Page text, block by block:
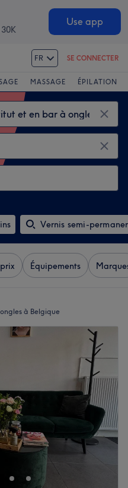
Use app
FR SE CONNECTER
MASSAGE ÉPILATION
Vernis semi-
Équipements
à Belgique